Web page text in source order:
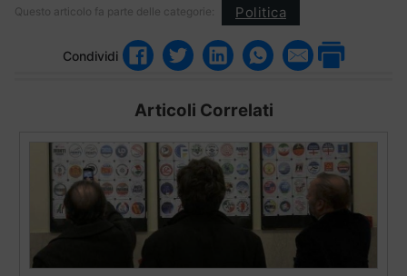
Questo articolo fa parte delle categorie: Politica
Condividi
Articoli Correlati